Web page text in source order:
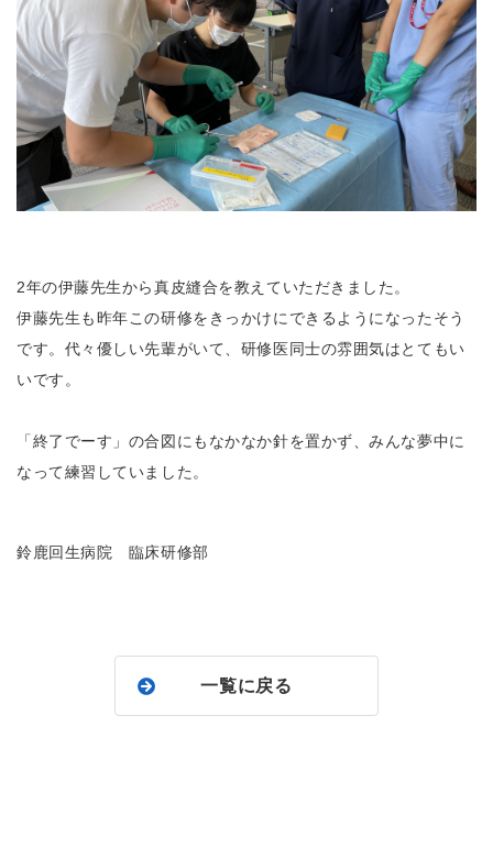
2年の伊藤先生から真皮縫合を教えていただきました。
伊藤先生も昨年この研修をきっかけにできるようになったそう
です。代々優しい先輩がいて、研修医同士の雰囲気はとてもい
いです。
「終了でーす」の合図にもなかなか針を置かず、みんな夢中に
なって練習していました。
鈴鹿回生病院 臨床研修部
一覧に戻る